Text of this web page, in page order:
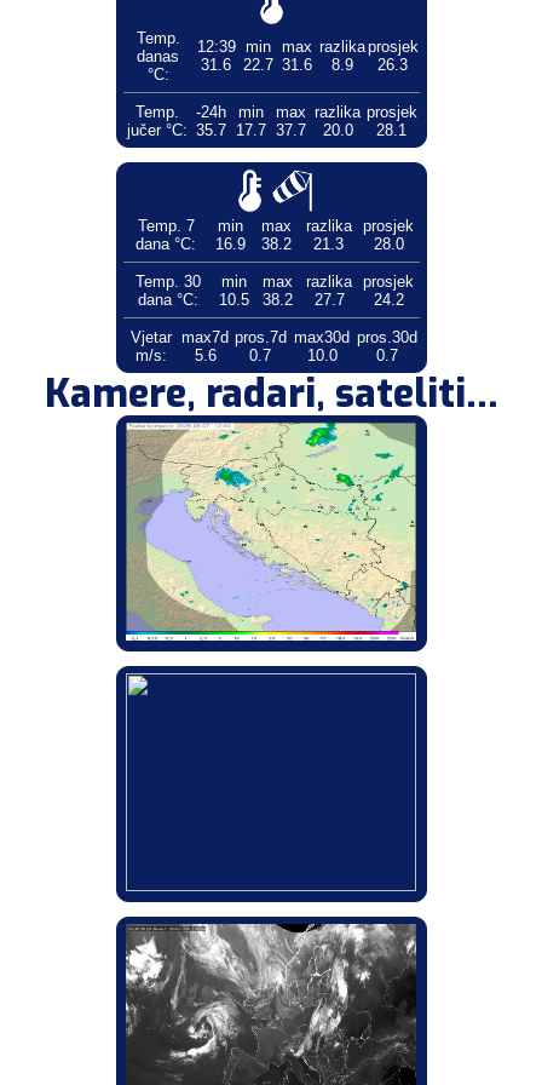
Temp.
danas
°C:
12:39
31.6
min
22.7
max
31.6
razlika
8.9
prosjek
26.3
Temp.
jučer °C:
-24h
35.7
min
17.7
max
37.7
razlika
20.0
prosjek
28.1
Temp. 7
dana °C:
min
16.9
max
38.2
razlika
21.3
prosjek
28.0
Temp. 30
dana °C:
min
10.5
max
38.2
razlika
27.7
prosjek
24.2
Vjetar
m/s:
max7d
5.6
pros.7d
0.7
max30d
10.0
pros.30d
0.7
Kamere, radari, sateliti...